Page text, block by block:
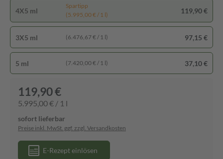
4X5 ml
Spartipp
(5.995,00 € / 1 l)
119,90 €
3X5 ml (6.476,67 € / 1 l) 97,15 €
5 ml (7.420,00 € / 1 l) 37,10 €
119,90 €
5.995,00 € / 1 l
sofort lieferbar
Preise inkl. MwSt. ggf. zzgl. Versandkosten
E-Rezept einlösen